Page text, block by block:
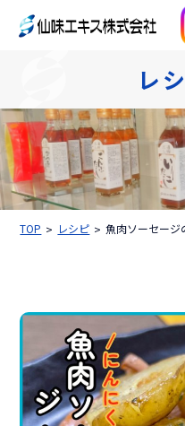
レ
TOP レシピ 魚肉ソーセージ